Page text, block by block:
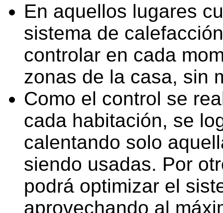
En aquellos lugares
sistema de
controlar en cada
zonas de la casa, sin
Como el control se
cada habitación, se
calentando solo
siendo usadas. Por
podrá optimizar el
aprovechando al